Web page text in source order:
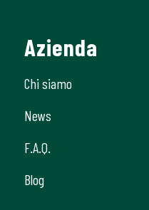
Azienda
Chi siamo
News
F.A.Q.
Blog